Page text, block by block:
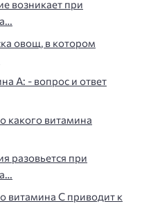
возникает при
овощ, в котором
А: - вопрос и ответ
какого витамина
разовьется при
витамина С приводит к